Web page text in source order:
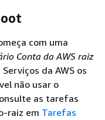
com uma
Conta da AWS raiz
da AWS os
não usar o
as tarefas
raiz em Tarefas